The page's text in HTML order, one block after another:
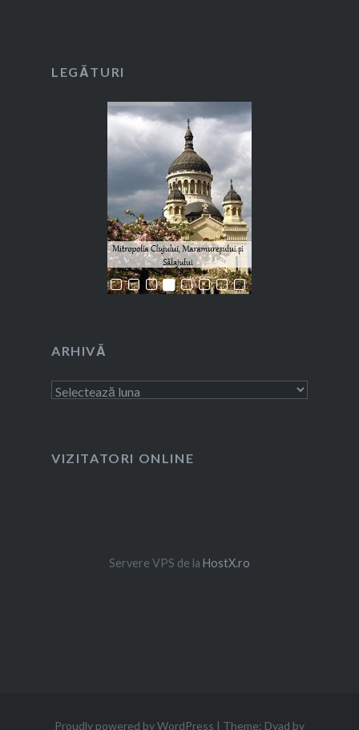
LEGĂTURI
ARHIVĂ
Arhivă
VIZITATORI ONLINE
Servere VPS de la HostX.ro
Proudly powered by WordPress | Theme: Dyad by